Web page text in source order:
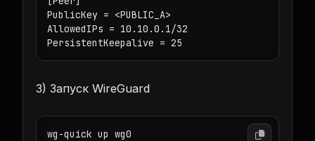
PublicKey = <PUBLIC_A>
AllowedIPs = 10.10.0.1/32
PersistentKeepalive = 25
3) Запуск WireGuard
wg-quick up wg0